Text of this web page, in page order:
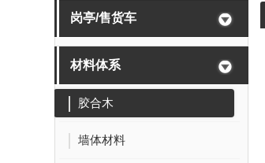
岗亭/售货车
材料体系
胶合木
墙体材料